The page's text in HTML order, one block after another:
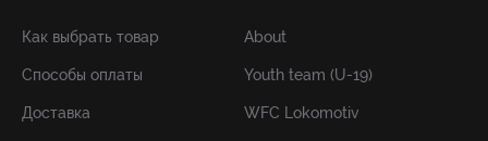
Как выбрать товар
Способы оплаты
Доставка
About
Youth team (U-19)
WFC Lokomotiv